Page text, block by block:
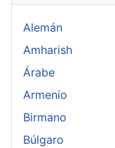
Alemán
Amharish
Árabe
Armenio
Birmano
Búlgaro